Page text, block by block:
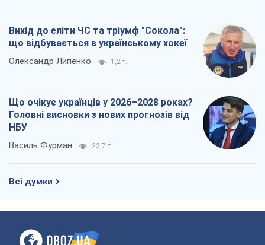
Вихід до еліти ЧС та тріумф "Сокола":
що відбувається в українському хокеї
Олександр Липенко 1,2 т.
Що очікує українців у 2026–2028 роках?
Головні висновки з нових прогнозів від
НБУ
Василь Фурман 22,7 т.
Всі думки